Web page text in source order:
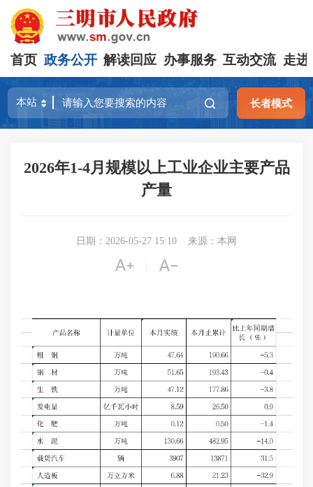
首页 政务公开 解读回应 办事服务 互动交流 走进
长者模式
2026年1-4月规模以上工业企业主要产品
产量
日期：2026-05-27 15:10 来源：本网
 